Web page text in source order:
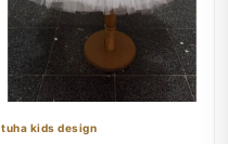
tuha kids design